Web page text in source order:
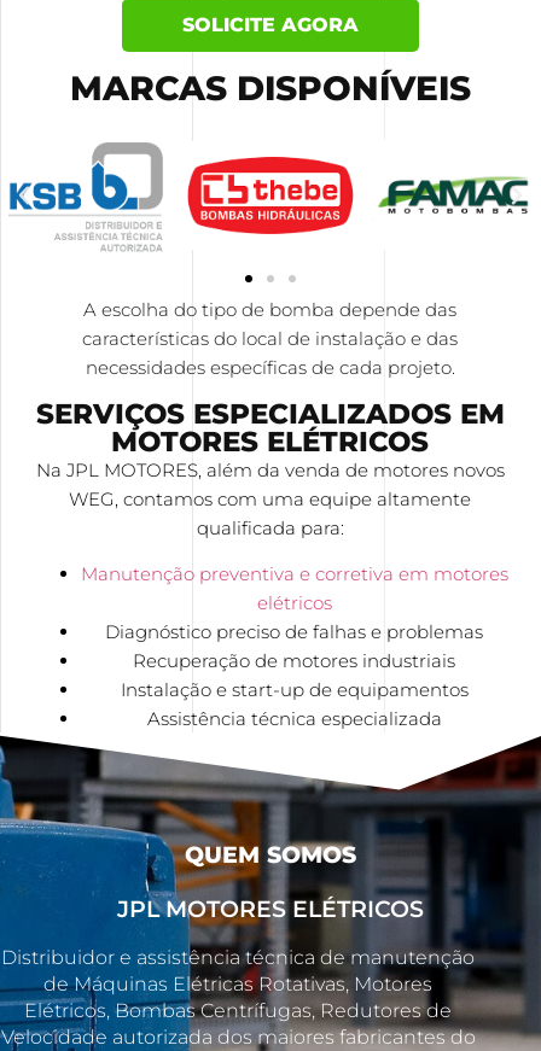
SOLICITE AGORA
MARCAS DISPONÍVEIS
A escolha do tipo de bomba depende das
características do local de instalação e das
necessidades específicas de cada projeto.
SERVIÇOS ESPECIALIZADOS EM
MOTORES ELÉTRICOS
Na JPL MOTORES, além da venda de motores novos
WEG, contamos com uma equipe altamente
qualificada para:
Manutenção preventiva e corretiva em motores
elétricos
Diagnóstico preciso de falhas e problemas
Recuperação de motores industriais
Instalação e start-up de equipamentos
Assistência técnica especializada
QUEM SOMOS
JPL MOTORES ELÉTRICOS
Distribuidor e assistência técnica de manutenção
de Máquinas Elétricas Rotativas, Motores
Elétricos, Bombas Centrífugas, Redutores de
Velocidade autorizada dos maiores fabricantes do